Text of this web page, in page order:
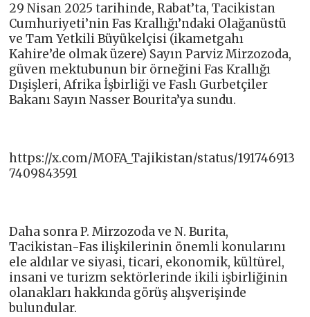
29 Nisan 2025 tarihinde, Rabat’ta, Tacikistan
Cumhuriyeti’nin Fas Krallığı’ndaki Olağanüstü
ve Tam Yetkili Büyükelçisi (ikametgahı
Kahire’de olmak üzere) Sayın Parviz Mirzozoda,
güven mektubunun bir örneğini Fas Krallığı
Dışişleri, Afrika İşbirliği ve Faslı Gurbetçiler
Bakanı Sayın Nasser Bourita’ya sundu.
https://x.com/MOFA_Tajikistan/status/191746913
7409843591
Daha sonra P. Mirzozoda ve N. Burita,
Tacikistan-Fas ilişkilerinin önemli konularını
ele aldılar ve siyasi, ticari, ekonomik, kültürel,
insani ve turizm sektörlerinde ikili işbirliğinin
olanakları hakkında görüş alışverişinde
bulundular.